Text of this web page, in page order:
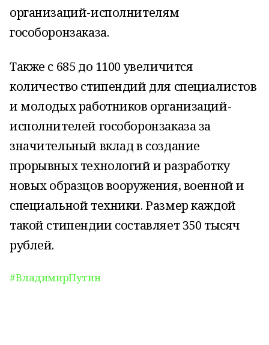
организаций-исполнителям
гособоронзаказа.
Также с 685 до 1100 увеличится
количество стипендий для специалистов
и молодых работников организаций-
исполнителей гособоронзаказа за
значительный вклад в создание
прорывных технологий и разработку
новых образцов вооружения, военной и
специальной техники. Размер каждой
такой стипендии составляет 350 тысяч
рублей.
#ВладимирПутин